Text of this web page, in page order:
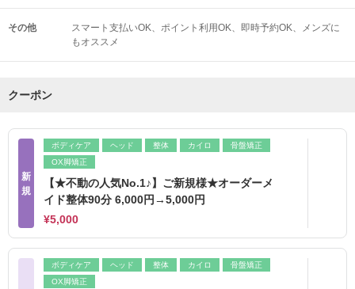
その他 スマート支払いOK ポイント利用OK 即時予約OK
メンズに
もオススメ
クーポン
新
規
ボディケア ヘッド 整体 カイロ
骨盤矯正
OX脚矯正
【★不動の人気No.1♪】ご新規様★オーダーメ
イド整体90分 6,000円→5,000円
¥5,000
ボディケア ヘッド 整体 カイロ
骨盤矯正
OX脚矯正